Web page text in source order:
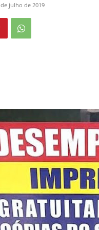
de julho de 2019